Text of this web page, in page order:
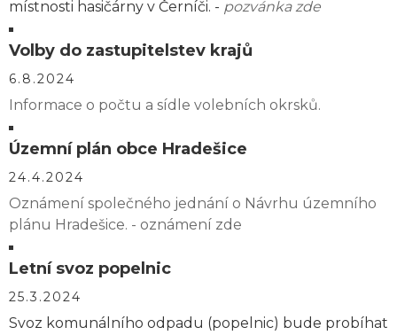
místnosti hasičárny v Černíči. - pozvánka zde
Volby do zastupitelstev krajů
6.8.2024
Informace o počtu a sídle volebních okrsků.
Územní plán obce Hradešice
24.4.2024
Oznámení společného jednání o Návrhu územního
plánu Hradešice. - oznámení zde
Letní svoz popelnic
25.3.2024
Svoz komunálního odpadu (popelnic) bude probíhat